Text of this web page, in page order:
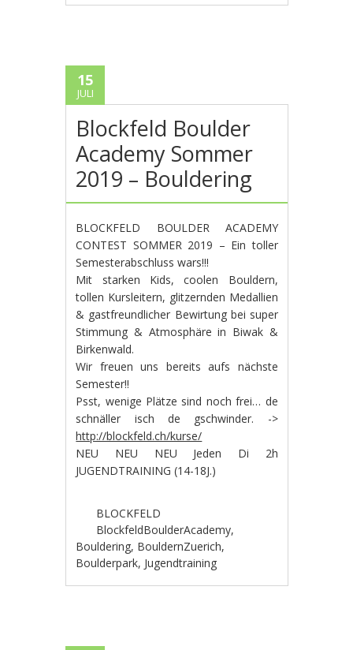
15
JULI
Blockfeld Boulder
Academy Sommer
2019 – Bouldering
BLOCKFELD BOULDER ACADEMY
CONTEST SOMMER 2019 – Ein toller
Semesterabschluss wars!!!
Mit starken Kids, coolen Bouldern,
tollen Kursleitern, glitzernden Medallien
& gastfreundlicher Bewirtung bei super
Stimmung & Atmosphäre in Biwak &
Birkenwald.
Wir freuen uns bereits aufs nächste
Semester!!
Psst, wenige Plätze sind noch frei… de
schnäller isch de gschwinder. ->
http://blockfeld.ch/kurse/
NEU NEU NEU Jeden Di 2h
JUGENDTRAINING (14-18J.)
BLOCKFELD
BlockfeldBoulderAcademy,
Bouldering, BouldernZuerich,
Boulderpark, Jugendtraining